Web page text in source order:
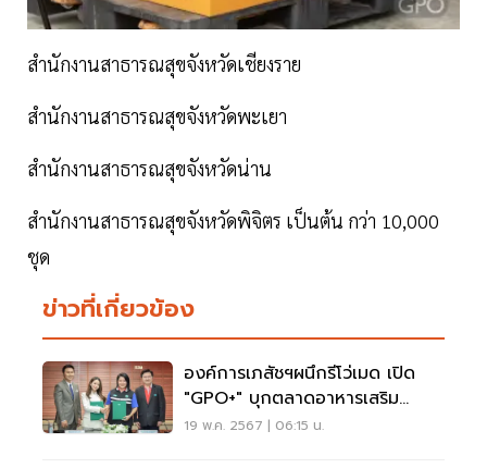
สำนักงานสาธารณสุขจังหวัดเชียงราย
สำนักงานสาธารณสุขจังหวัดพะเยา
สำนักงานสาธารณสุขจังหวัดน่าน
สำนักงานสาธารณสุขจังหวัดพิจิตร เป็นต้น กว่า 10,000
ชุด
ข่าวที่เกี่ยวข้อง
องค์การเภสัชฯผนึกรีโว่เมด เปิด
"GPO+" บุกตลาดอาหารเสริม
ออนไลน์
19 พ.ค. 2567 | 06:15 น.